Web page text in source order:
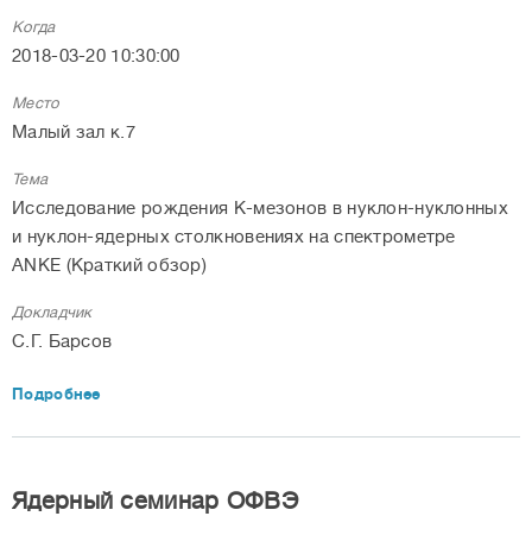
Когда
2018-03-20 10:30:00
Место
Малый зал к.7
Тема
Исследование рождения К-мезонов в нуклон-нуклонных
и нуклон-ядерных столкновениях на спектрометре
ANKE (Краткий обзор)
Докладчик
С.Г. Барсов
Подробнее
Ядерный семинар ОФВЭ